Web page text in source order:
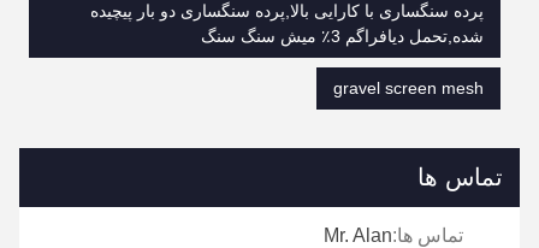
پرده سنگساری با کارایی بالا,پرده سنگساری دو بار پیچیده
شده,تحمل دیافراگم 3٪ میش سنگ سنگ
gravel screen mesh
تماس ها
تماس ها:Mr. Alan